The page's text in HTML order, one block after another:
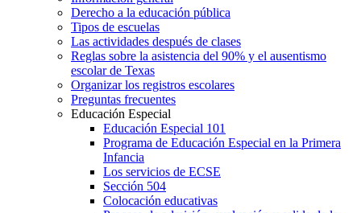
Derecho a la educación pública
Tipos de escuelas
Las actividades después de clases
Reglas sobre la asistencia del 90% y el ausentismo
escolar de Texas
Organizar los registros escolares
Preguntas frecuentes
Educación Especial
Educación Especial 101
Programa de Educación Especial en la Primera
Infancia
Los servicios de ECSE
Sección 504
Colocación educativas